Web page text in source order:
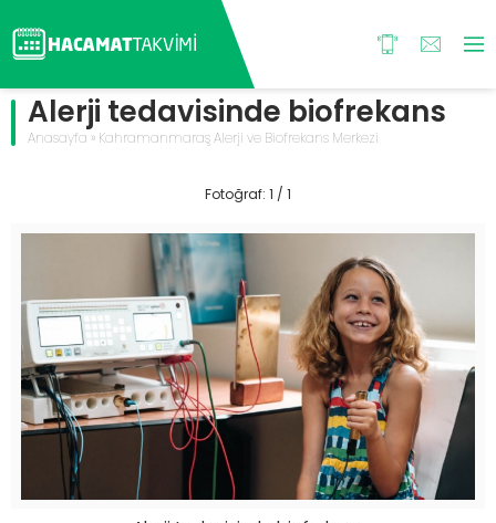
Alerji tedavisinde biofrekans
Anasayfa » Kahramanmaraş Alerji ve Biofrekans Merkezi
Fotoğraf: 1 / 1